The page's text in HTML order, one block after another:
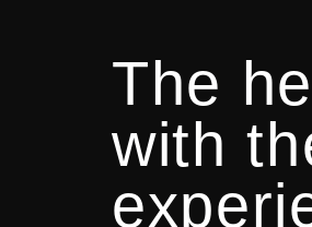
The
with